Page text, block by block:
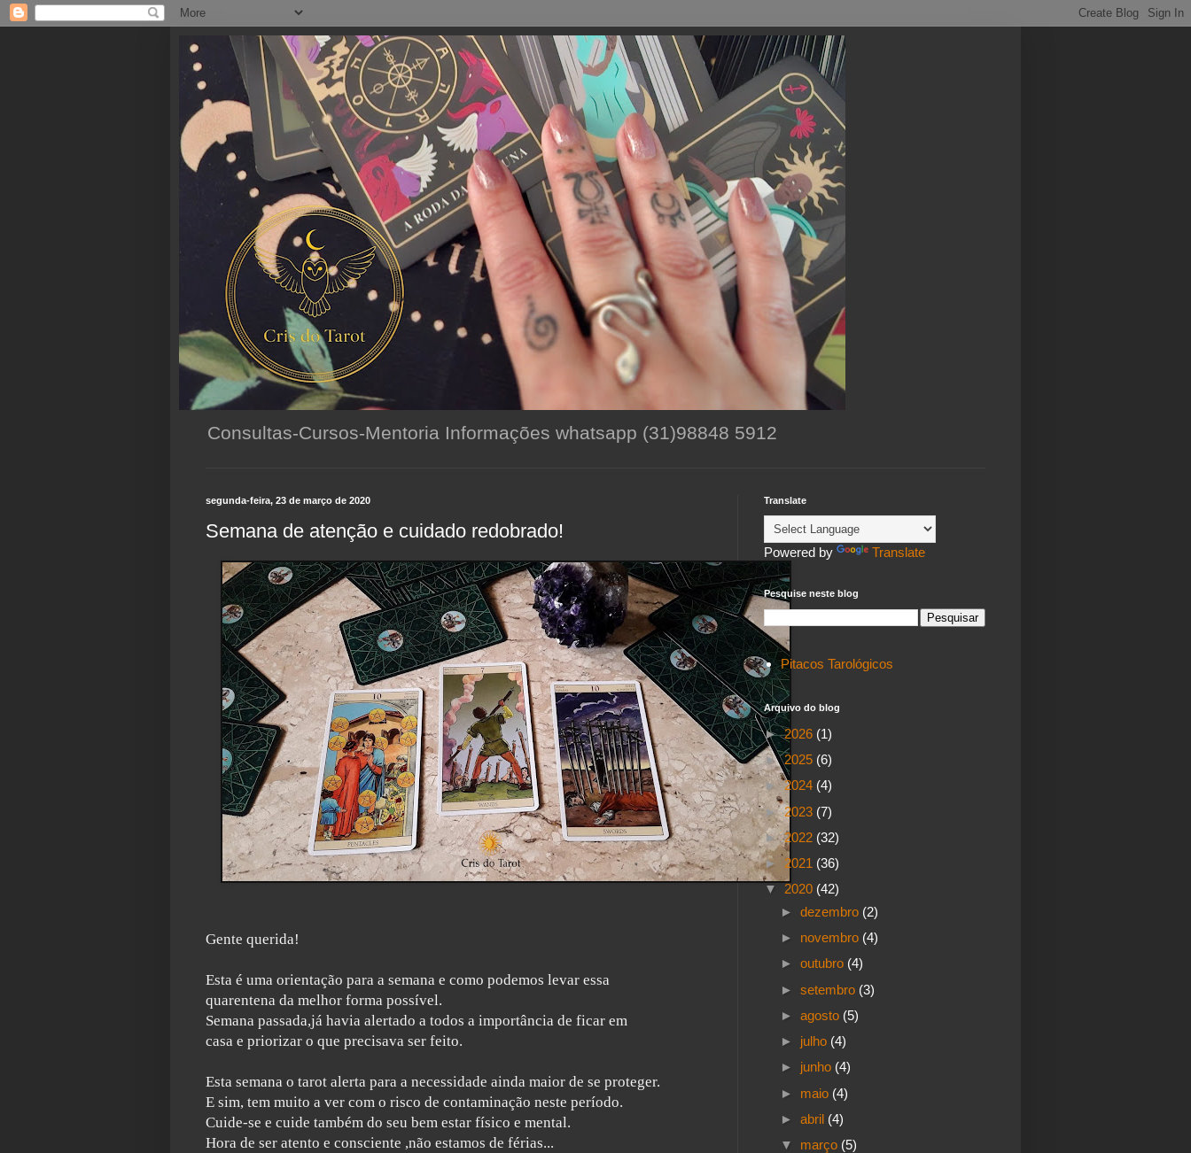
Consultas-Cursos-Mentoria Informações whatsapp (31)98848 5912
segunda-feira, 23 de março de 2020
Semana de atenção e cuidado redobrado!
Gente querida!
Esta é uma orientação para a semana e como podemos levar essa
quarentena da melhor forma possível.
Semana passada,já havia alertado a todos a importância de ficar em
casa e priorizar o que precisava ser feito.
Esta semana o tarot alerta para a necessidade ainda maior de se proteger.
E sim, tem muito a ver com o risco de contaminação neste período.
Cuide-se e cuide também do seu bem estar físico e mental.
Hora de ser atento e consciente ,não estamos de férias...
Translate
Powered by Translate
Pesquise neste blog
Pitacos Tarológicos
Arquivo do blog
►2026 (1)
►2025 (6)
►2024 (4)
►2023 (7)
►2022 (32)
► 2021 (36)
▼ 2020 (42)
► dezembro (2)
► novembro (4)
► outubro (4)
► setembro (3)
► agosto (5)
► julho (4)
► junho (4)
► maio (4)
► abril (4)
▼ março (5)